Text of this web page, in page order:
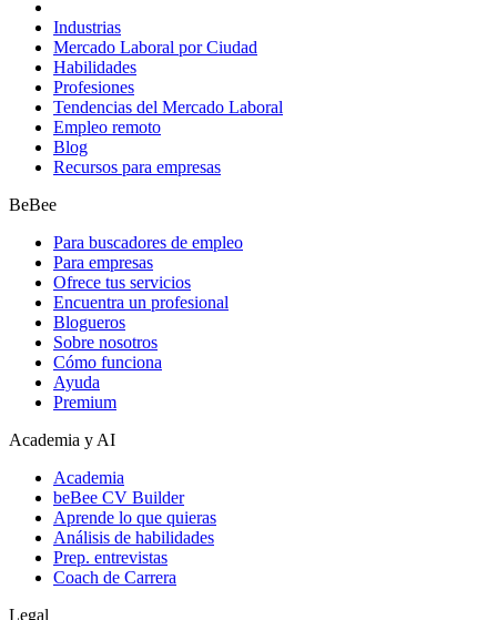
Industrias
Mercado Laboral por Ciudad
Habilidades
Profesiones
Tendencias del Mercado Laboral
Empleo remoto
Blog
Recursos para empresas
BeBee
Para buscadores de empleo
Para empresas
Ofrece tus servicios
Encuentra un profesional
Blogueros
Sobre nosotros
Cómo funciona
Ayuda
Premium
Academia y AI
Academia
beBee CV Builder
Aprende lo que quieras
Análisis de habilidades
Prep. entrevistas
Coach de Carrera
Legal